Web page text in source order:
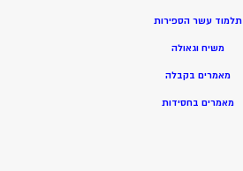
תלמוד עשר הספירות
משיח וגאולה
מאמרים בקבלה
מאמרים בחסידות